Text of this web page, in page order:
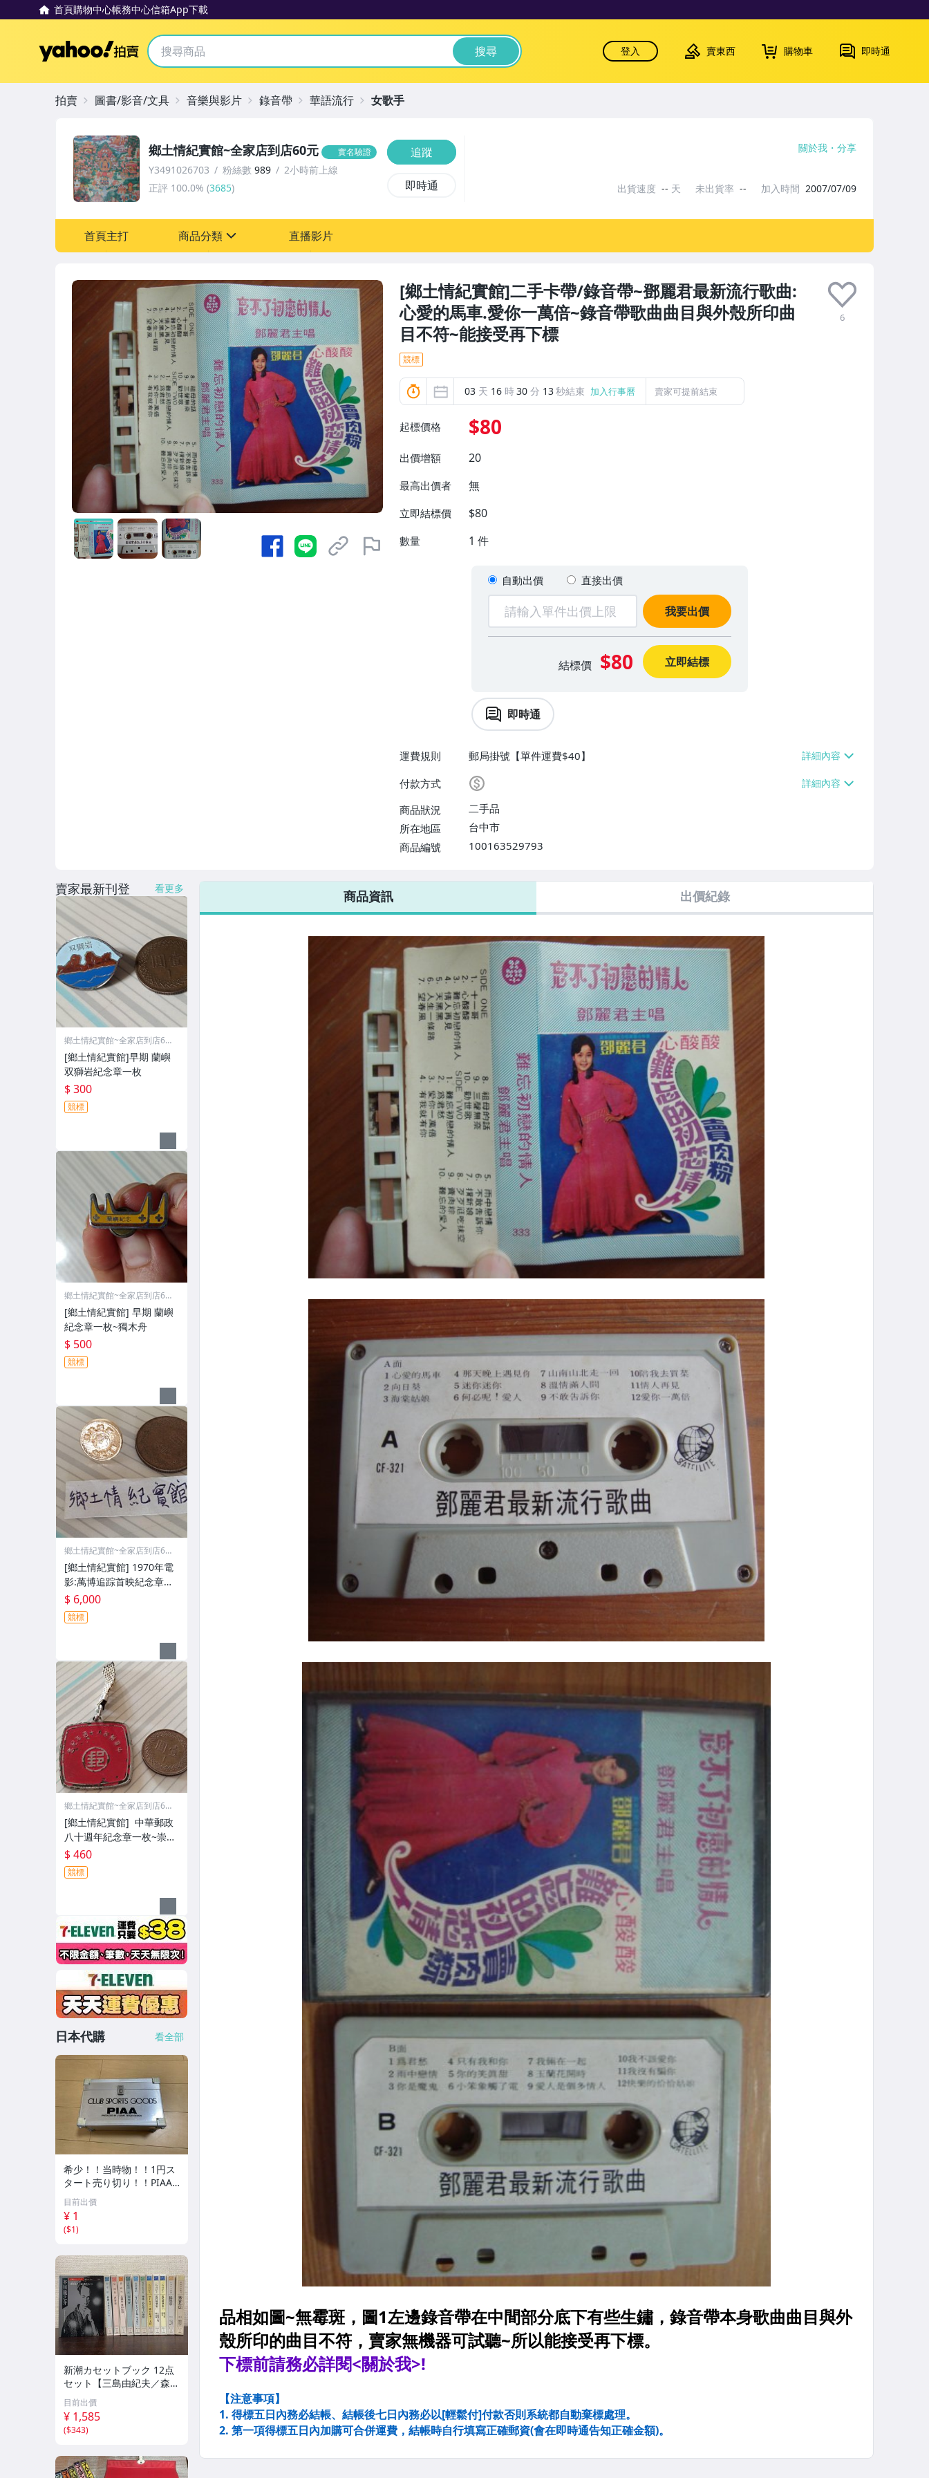
首頁購物中心帳務中心信箱App下載
Yahoo拍賣 搜尋 登入 賣東西 購物車 即時通
[鄉土情紀實館]二手卡帶/錄音帶~鄧麗君最新流行歌曲:
心愛的馬車.愛你一萬倍~錄音帶歌曲曲目與外殼所印曲
目不符~能接受再下標
6
競標
03 天 16 時30 分 11秒結束 加入行事曆 賣家可提前結束
起標價格 $80
出價增額 20
最高出價者 無
立即結標價 $80
數量 1 件
自動出價 直接出價
我要出價
結標價 $80 立即結標
即時通
運費規則
郵局掛號【單件運費$40】
付款方式
商品狀況
二手品
所在地區
台中市
商品編號
100163529793
鄉土情紀實館~全家店到店60元 實名驗證
Y3491026703 粉絲數 989
2小時前上線
正評 100.0% (3685)
追蹤
即時通
關於我 分享
出貨速度 -- 天 未出貨率 -- 加入時間 2007/07/09
首頁主打 商品分類
成人專區
古董、藝術與礦石
玩具、模型與公仔
偶像、球員卡與郵幣
電玩遊戲與主機
直播影片
拍賣 圖書/影音/文具 音樂與影片 錄音帶 華語流行 女歌手
商品資訊 出價紀錄
賣家最新刊登 看更多
鄉土情紀實館~全家店到店60
[鄉土情紀實館]早期 蘭嶼
双獅岩紀念章一枚
$ 300
競標
鄉土情紀實館~全家店到店60
[鄉土情紀實館] 早期 蘭嶼
紀念章一枚~獨木舟
$ 500
競標
鄉土情紀實館~全家店到店60
[鄉土情紀實館] 1970年電
影:萬博追踪首映紀念章一
枚~翁倩玉.馮海主演~羅馬
證章社.電話六碼
$ 6,000
競標
鄉土情紀實館~全家店到店60
[鄉土情紀實館] 中華郵政
八十週年紀念章一枚~崇法
務實.敬業樂群~王叔朋敬贈
~民國65年
$ 460
競標
日本代購 看全部
希少！！当時物！！1円ス
タート売り切り！！PIAA
CLUB SPORTS GOODS ア
ルミケース 収納
目前出價
¥ 1
($1)
新潮カセットブック 12点
セット【三島由紀夫／森外
／太宰治／芥川龍之介／谷
崎潤一郎／宮沢賢治／他】
新潮社
目前出價
¥ 1,585
($343)